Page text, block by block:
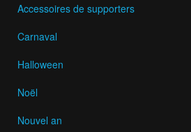
Accessoires de supporters
Carnaval
Halloween
Noël
Nouvel an